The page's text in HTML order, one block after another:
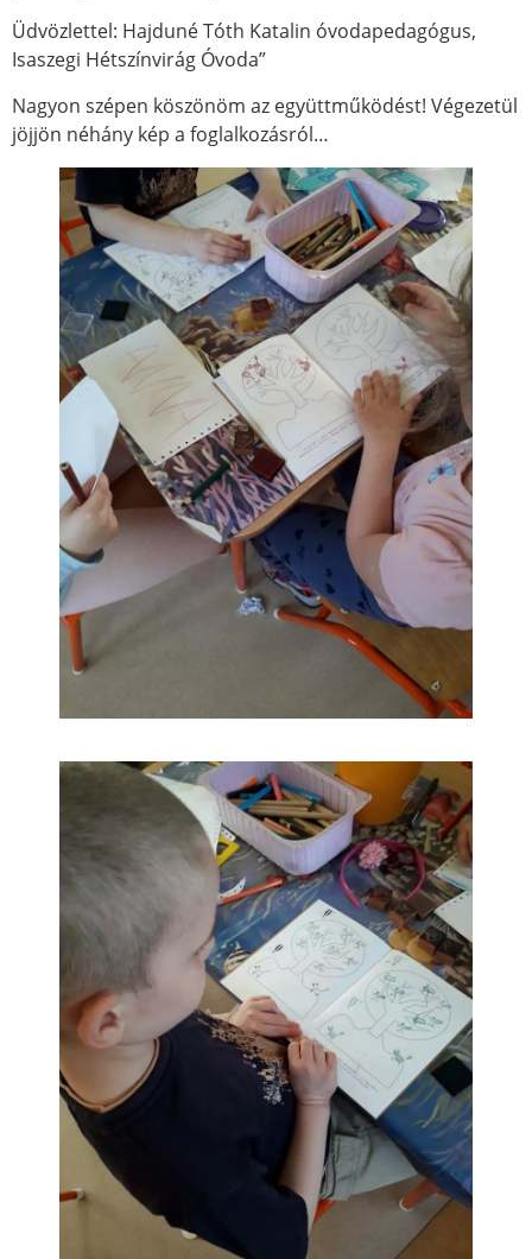
Üdvözlettel: Hajduné Tóth Katalin óvodapedagógus,
Isaszegi Hétszínvirág Óvoda”
Nagyon szépen köszönöm az együttműködést! Végezetül
jöjjön néhány kép a foglalkozásról…